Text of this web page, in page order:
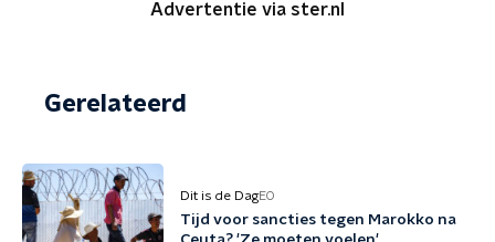
Advertentie via ster.nl
Gerelateerd
Dit is de DagEO
Tijd voor sancties tegen Marokko na